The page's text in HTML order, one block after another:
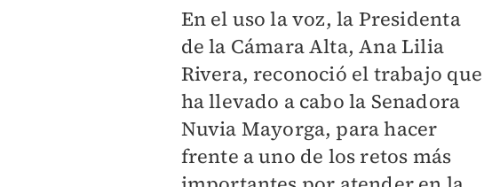
En el uso la voz, la Presidenta
de la Cámara Alta, Ana Lilia
Rivera, reconoció el trabajo que
ha llevado a cabo la Senadora
Nuvia Mayorga, para hacer
frente a uno de los retos más